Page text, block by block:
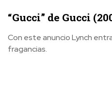
“Gucci” de Gucci
Con este anuncio Lynch
fragancias.